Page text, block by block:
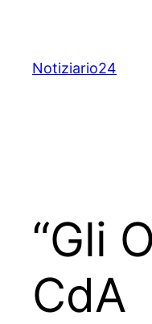
content
Notiziario24
“Gli
CdA